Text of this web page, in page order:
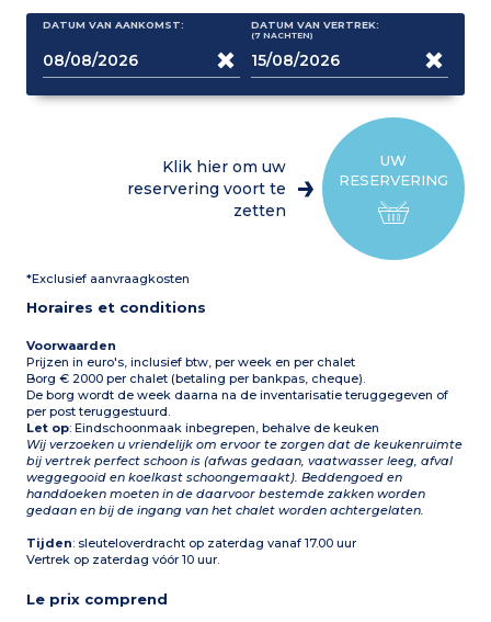
DATUM VAN AANKOMST: DATUM VAN VERTREK:
(7 NACHTEN)
UW
RESERVERING
Klik hier om uw
reservering voort te
zetten
*Exclusief aanvraagkosten
Horaires et conditions
Voorwaarden
Prijzen in euro's, inclusief btw, per week en per chalet
Borg € 2000 per chalet (betaling per bankpas, cheque).
De borg wordt de week daarna na de inventarisatie teruggegeven of
per post teruggestuurd.
Let op: Eindschoonmaak inbegrepen, behalve de keuken
Wij verzoeken u vriendelijk om ervoor te zorgen dat de keukenruimte
bij vertrek perfect schoon is (afwas gedaan, vaatwasser leeg, afval
weggegooid en koelkast schoongemaakt). Beddengoed en
handdoeken moeten in de daarvoor bestemde zakken worden
gedaan en bij de ingang van het chalet worden achtergelaten.
Tijden: sleuteloverdracht op zaterdag vanaf 17.00 uur
Vertrek op zaterdag vóór 10 uur.
Le prix comprend